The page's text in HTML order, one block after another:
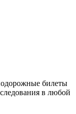
билеты
в любой